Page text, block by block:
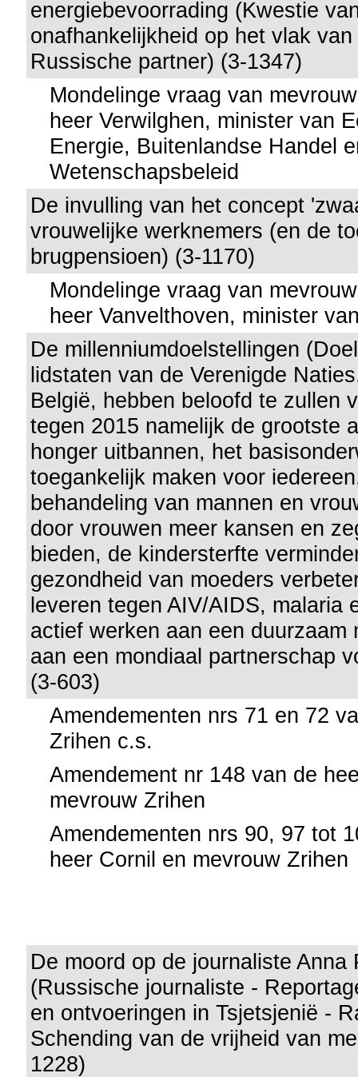
energiebevoorrading (Kwestie
onafhankelijkheid op het vlak
Russische partner) (3-1347)
Mondelinge vraag van
heer Verwilghen, minister van
Energie, Buitenlandse Handel
Wetenschapsbeleid
De invulling van het concept
vrouwelijke werknemers (en de
brugpensioen) (3-1170)
Mondelinge vraag van
heer Vanvelthoven, minister
De millenniumdoelstellingen
lidstaten van de Verenigde
België, hebben beloofd te zullen
tegen 2015 namelijk de grootste
honger uitbannen, het
toegankelijk maken voor
behandeling van mannen en
door vrouwen meer kansen en
bieden, de kindersterfte
gezondheid van moeders
leveren tegen AIV/AIDS, malaria
actief werken aan een duurzaam
aan een mondiaal partnerschap
(3-603)
Amendementen nrs 71 en 72
Zrihen c.s.
Amendement nr 148 van de
mevrouw Zrihen
Amendementen nrs 90, 97 tot
heer Cornil en mevrouw Zrihen
De moord op de journaliste Anna
(Russische journaliste -
en ontvoeringen in Tsjetsjenië -
Schending van de vrijheid van
1228)